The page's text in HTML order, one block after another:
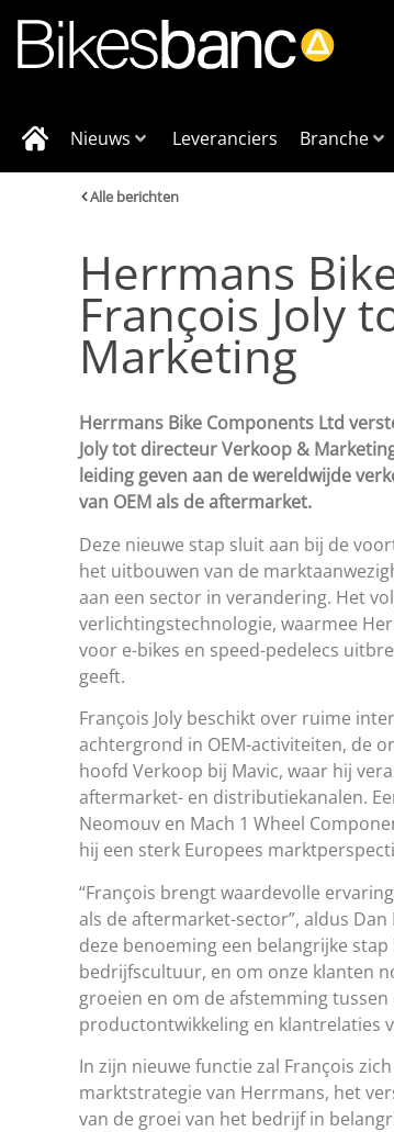
Nieuws Leveranciers Branche
Alle berichten
Herrmans
François Joly
Marketing
Herrmans Bike Components Ltd
Joly tot directeur Verkoop &
leiding geven aan de wereldwijde
van OEM als de aftermarket.
Deze nieuwe stap sluit aan bij de
het uitbouwen van de
aan een sector in verandering. Het
verlichtingstechnologie, waarmee
voor e-bikes en speed-pedelecs
geeft.
François Joly beschikt over ruime
achtergrond in OEM-activiteiten, de
hoofd Verkoop bij Mavic, waar hij
aftermarket- en distributiekanalen.
Neomouv en Mach 1 Wheel
hij een sterk Europees
“François brengt waardevolle
als de aftermarket-sector”, aldus
deze benoeming een belangrijke
bedrijfscultuur, en om onze klanten
groeien en om de afstemming
productontwikkeling en klantrelaties
In zijn nieuwe functie zal François
marktstrategie van Herrmans, het
van de groei van het bedrijf in